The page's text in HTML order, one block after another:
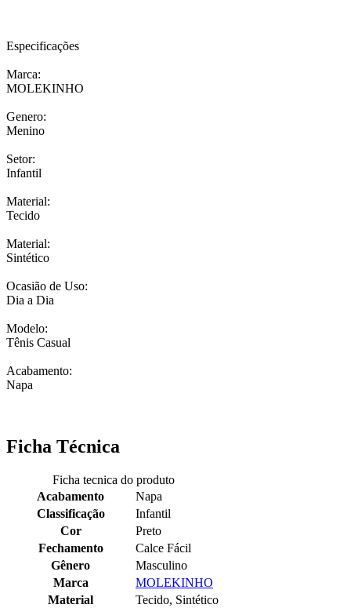
Especificações
Marca:
MOLEKINHO
Genero:
Menino
Setor:
Infantil
Material:
Tecido
Material:
Sintético
Ocasião de Uso:
Dia a Dia
Modelo:
Tênis Casual
Acabamento:
Napa
Ficha Técnica
Ficha tecnica do produto
Acabamento
Napa
Classificação
Infantil
Cor
Preto
Fechamento
Calce Fácil
Gênero
Masculino
Marca
MOLEKINHO
Material
Tecido, Sintético